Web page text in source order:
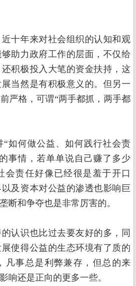
十年来对社会组织的认知和观
助力政府工作的层面，不仅给
积极投入大笔的资金扶持，这
当然是有积极意义的。但另一
严格，可谓“两手都抓，两手都
“如何做公益、如何践行社会责
事情，若单单说自己赚了多少
会责任好像已经很是羞于开口
及资本对公益的渗透也影响巨
断和争夺也是非常厉害的。
认识也比过去要友好的多，同
使得公益的生态环境有了质的
凡事总是利弊兼存，但总的来
响还是正向的更多一些。